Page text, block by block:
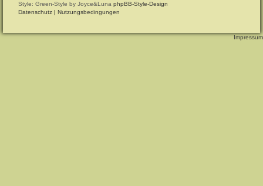
Style: Green-Style by Joyce&Luna phpBB-Style-Design
Datenschutz
Nutzungsbedingungen
Impressum